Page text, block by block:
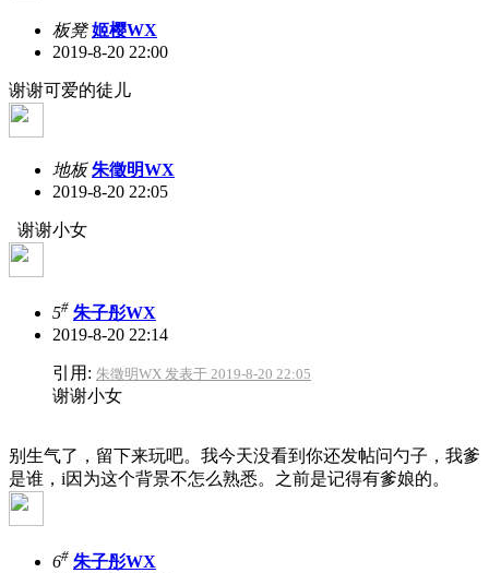
板凳 姬樱WX
2019-8-20 22:00
谢谢可爱的徒儿
地板 朱徵明WX
2019-8-20 22:05
谢谢小女
5# 朱子彤WX
2019-8-20 22:14
引用: 朱徵明WX 发表于 2019-8-20 22:05
谢谢小女
别生气了，留下来玩吧。我今天没看到你还发帖问勺子，我爹
是谁，i因为这个背景不怎么熟悉。之前是记得有爹娘的。
6# 朱子彤WX